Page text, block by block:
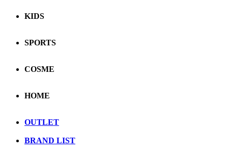
KIDS
SPORTS
COSME
HOME
OUTLET
BRAND LIST